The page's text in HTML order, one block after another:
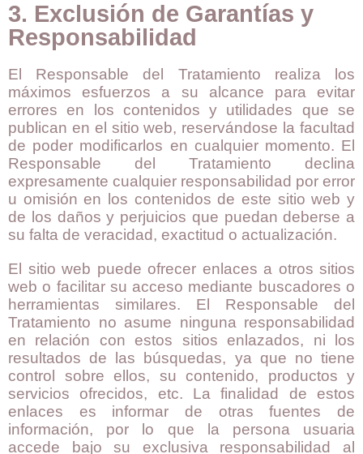
3. Exclusión de Garantías y
Responsabilidad
El Responsable del Tratamiento realiza los
máximos esfuerzos a su alcance para evitar
errores en los contenidos y utilidades que se
publican en el sitio web, reservándose la facultad
de poder modificarlos en cualquier momento. El
Responsable del Tratamiento declina
expresamente cualquier responsabilidad por error
u omisión en los contenidos de este sitio web y
de los daños y perjuicios que puedan deberse a
su falta de veracidad, exactitud o actualización.
El sitio web puede ofrecer enlaces a otros sitios
web o facilitar su acceso mediante buscadores o
herramientas similares. El Responsable del
Tratamiento no asume ninguna responsabilidad
en relación con estos sitios enlazados, ni los
resultados de las búsquedas, ya que no tiene
control sobre ellos, su contenido, productos y
servicios ofrecidos, etc. La finalidad de estos
enlaces es informar de otras fuentes de
información, por lo que la persona usuaria
accede bajo su exclusiva responsabilidad al